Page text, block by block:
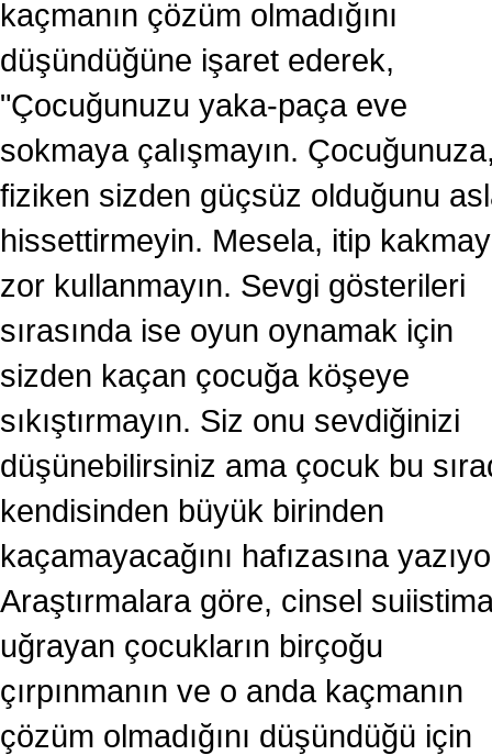
kaçmanın çözüm olmadığını
düşündüğüne işaret ederek,
"Çocuğunuzu yaka-paça eve
sokmaya çalışmayın.
fiziken sizden güçsüz olduğunu
hissettirmeyin. Mesela, itip
zor kullanmayın. Sevgi gösterileri
sırasında ise oyun oynamak için
sizden kaçan çocuğa köşeye
sıkıştırmayın. Siz onu sevdiğinizi
düşünebilirsiniz ama çocuk bu
kendisinden büyük birinden
kaçamayacağını hafızasına
Araştırmalara göre, cinsel
uğrayan çocukların birçoğu
çırpınmanın ve o anda kaçmanın
çözüm olmadığını düşündüğü için